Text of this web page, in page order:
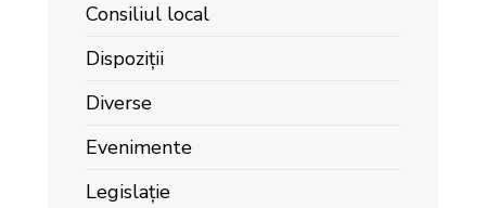
Consiliul local
Dispoziții
Diverse
Evenimente
Legislație